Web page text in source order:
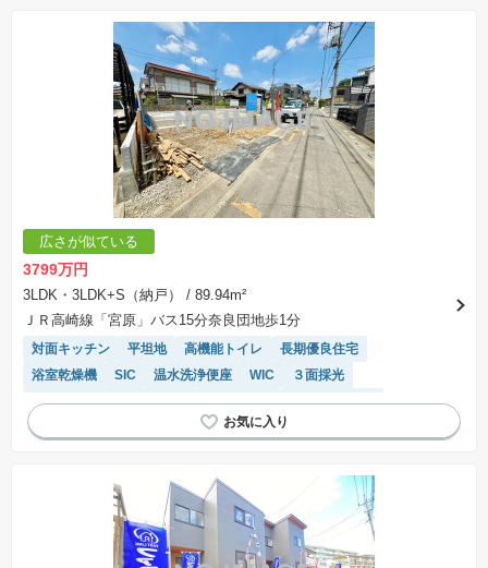
広さが似ている
3799万円
3LDK・3LDK+S（納戸）
/ 89.94m²
ＪＲ高崎線「宮原」バス15分奈良団地歩1分
対面キッチン 平坦地 高機能トイレ
長期優良住宅
浴室乾燥機
SIC 温水洗浄便座 WIC
３面採光
モニター付きインターホン
陽当り良好
トイレ2個以上
システムキッチン